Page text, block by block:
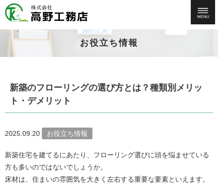
お役立ち情報
新築のフローリングの選び方とは？種類別メリッ
ト・デメリット
2025.09.20 お役立ち情報
新築住宅を建てるにあたり、フローリング選びに頭を悩ませている
方も多いのではないでしょうか。
床材は、住まいの雰囲気を大きく左右する重要な要素といえます。